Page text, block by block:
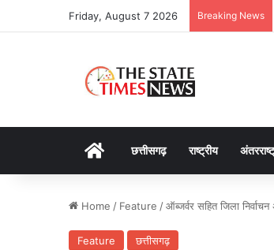
Friday, August 7 2026 Breaking News
Homeछत्तीसगढ़ राष्ट्रीय
Home / Feature /ऑब्जर्वर सहित जिला
Feature छत्तीसगढ़